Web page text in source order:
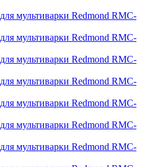
мультиварки Redmond RMC-
мультиварки Redmond RMC-
мультиварки Redmond RMC-
мультиварки Redmond RMC-
мультиварки Redmond RMC-
мультиварки Redmond RMC-
мультиварки Redmond RMC-